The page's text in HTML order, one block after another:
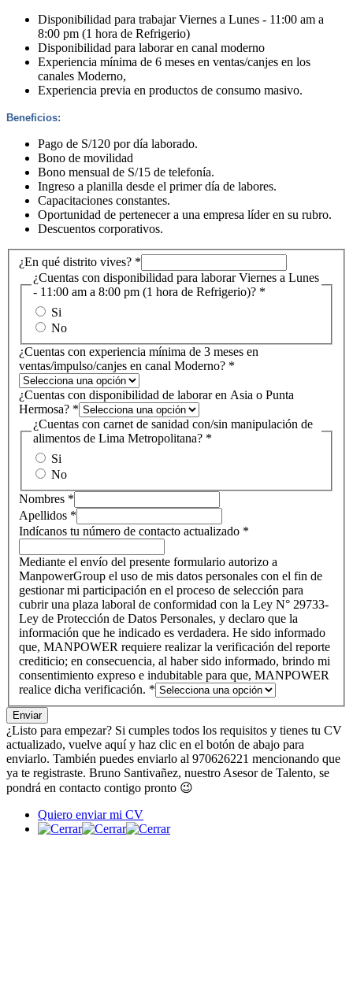
Disponibilidad para trabajar Viernes a Lunes - 11:00 am a
8:00 pm (1 hora de Refrigerio)
Disponibilidad para laborar en canal moderno
Experiencia mínima de 6 meses en ventas/canjes en los
canales Moderno,
Experiencia previa en productos de consumo masivo.
Beneficios:
Pago de S/120 por día laborado.
Bono de movilidad
Bono mensual de S/15 de telefonía.
Ingreso a planilla desde el primer día de labores.
Capacitaciones constantes.
Oportunidad de pertenecer a una empresa líder en su rubro.
Descuentos corporativos.
¿En qué distrito vives? *
¿Cuentas con disponibilidad para laborar Viernes a Lunes
- 11:00 am a 8:00 pm (1 hora de Refrigerio)? *
Si
No
¿Cuentas con experiencia mínima de 3 meses en
ventas/impulso/canjes en canal Moderno? *
¿Cuentas con disponibilidad de laborar en Asia o Punta
Hermosa? *
¿Cuentas con carnet de sanidad con/sin manipulación de
alimentos de Lima Metropolitana? *
Si
No
Nombres *
Apellidos *
Indícanos tu número de contacto actualizado *
Mediante el envío del presente formulario autorizo a
ManpowerGroup el uso de mis datos personales con el fin de
gestionar mi participación en el proceso de selección para
cubrir una plaza laboral de conformidad con la Ley N° 29733-
Ley de Protección de Datos Personales, y declaro que la
información que he indicado es verdadera. He sido informado
que, MANPOWER requiere realizar la verificación del reporte
crediticio; en consecuencia, al haber sido informado, brindo mi
consentimiento expreso e indubitable para que, MANPOWER
realice dicha verificación. *
Enviar
¿Listo para empezar? Si cumples todos los requisitos y tienes tu CV
actualizado, vuelve aquí y haz clic en el botón de abajo para
enviarlo. También puedes enviarlo al 970626221 mencionando que
ya te registraste. Bruno Santivañez, nuestro Asesor de Talento, se
pondrá en contacto contigo pronto 😉
Quiero enviar mi CV